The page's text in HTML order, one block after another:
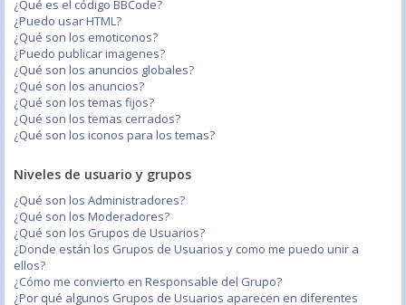
¿Qué es el código BBCode?
¿Puedo usar HTML?
¿Qué son los emoticonos?
¿Puedo publicar imagenes?
¿Qué son los anuncios globales?
¿Qué son los anuncios?
¿Qué son los temas fijos?
¿Qué son los temas cerrados?
¿Qué son los iconos para los temas?
Niveles de usuario y grupos
¿Qué son los Administradores?
¿Qué son los Moderadores?
¿Qué son los Grupos de Usuarios?
¿Donde están los Grupos de Usuarios y como me puedo unir a
ellos?
¿Cómo me convierto en Responsable del Grupo?
¿Por qué algunos Grupos de Usuarios aparecen en diferentes